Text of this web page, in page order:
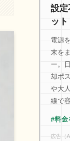
設定
ット
電源
末を
ー。
却ポ
や大
線で
#料金
広告（